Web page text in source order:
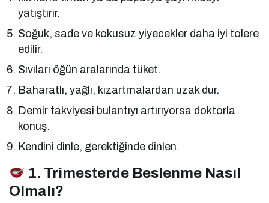
yatıştırır.
Soğuk, sade ve kokusuz yiyecekler daha iyi tolere
edilir.
Sıvıları öğün aralarında tüket.
Baharatlı, yağlı, kızartmalardan uzak dur.
Demir takviyesi bulantıyı artırıyorsa doktorla
konuş.
Kendini dinle, gerektiğinde dinlen.
1. Trimesterde Beslenme Nasıl
Olmalı?